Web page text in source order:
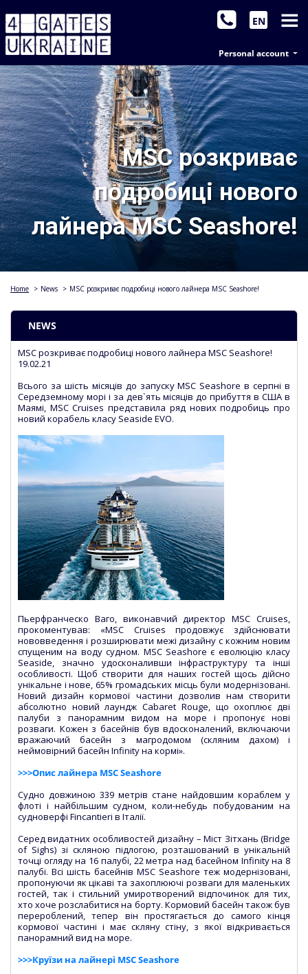
Personal account
EN
MSC розкриває
подробиці нового
лайнера MSC Seashore!
Home > News > MSC розкриває подробиці нового лайнера MSC Seashore!
NEWS
MSC розкриває подробиці нового лайнера MSC Seashore!
19.02.21
Всього за шість місяців до запуску MSC Seashore в серпні в
Середземному морі і за дев`ять місяців до прибуття в США в
Маямі, MSC Cruises представила ряд нових подробиць про
новий корабель класу Seaside EVO.
Пьерфранческо Ваго, виконавчий директор MSC Cruises,
прокоментував: «MSC Cruises продовжує здійснювати
нововведення і розширювати межі дизайну c кожним новим
спущеним на воду судном. MSC Seashore є еволюцію класу
Seaside, значно удосконаливши інфраструктуру та інші
особливості. Щоб створити для наших гостей щось дійсно
унікальне і нове, 65% громадських місць були модернізовані.
Новий дизайн кормової частини дозволив нам створити
абсолютно новий лаундж Cabaret Rouge, що охоплює дві
палуби з панорамним видом на море і пропонує нові
розваги. Кожен з басейнів був вдосконалений, включаючи
вражаючий басейн з магродомом (скляним дахом) і
неймовірний басейн Infinity на кормі».
>>>Опис лайнера MSC Seashore
Судно довжиною 339 метрів стане найдовшим кораблем у
флоті і найбільшим судном, коли-небудь побудованим на
судноверфі Fincantieri в Італії.
Серед видатних особливостей дизайну – Міст Зітхань (Bridge
of Sighs) зі скляною підлогою, розташований в унікальній
точці огляду на 16 палубі, 22 метра над басейном Infinity на 8
палубі. Всі шість басейнів MSC Seashore теж модернізовані,
пропонуючи як цікаві та захоплюючі розваги для маленьких
гостей, так і стильний умиротворений відпочинок для тих,
хто хоче розслабитися на борту. Кормовий басейн також був
перероблений, тепер він простягається до самого кінця
кормової частині і має скляну стіну, з якої відкривається
панорамний вид на море.
>>>Круїзи на лайнері MSC Seashore